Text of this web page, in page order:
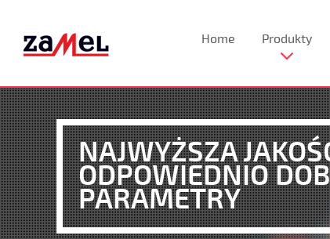
Home Produkty
NAJWYŻSZA
ODPOWIEDNIO
PARAMETRY